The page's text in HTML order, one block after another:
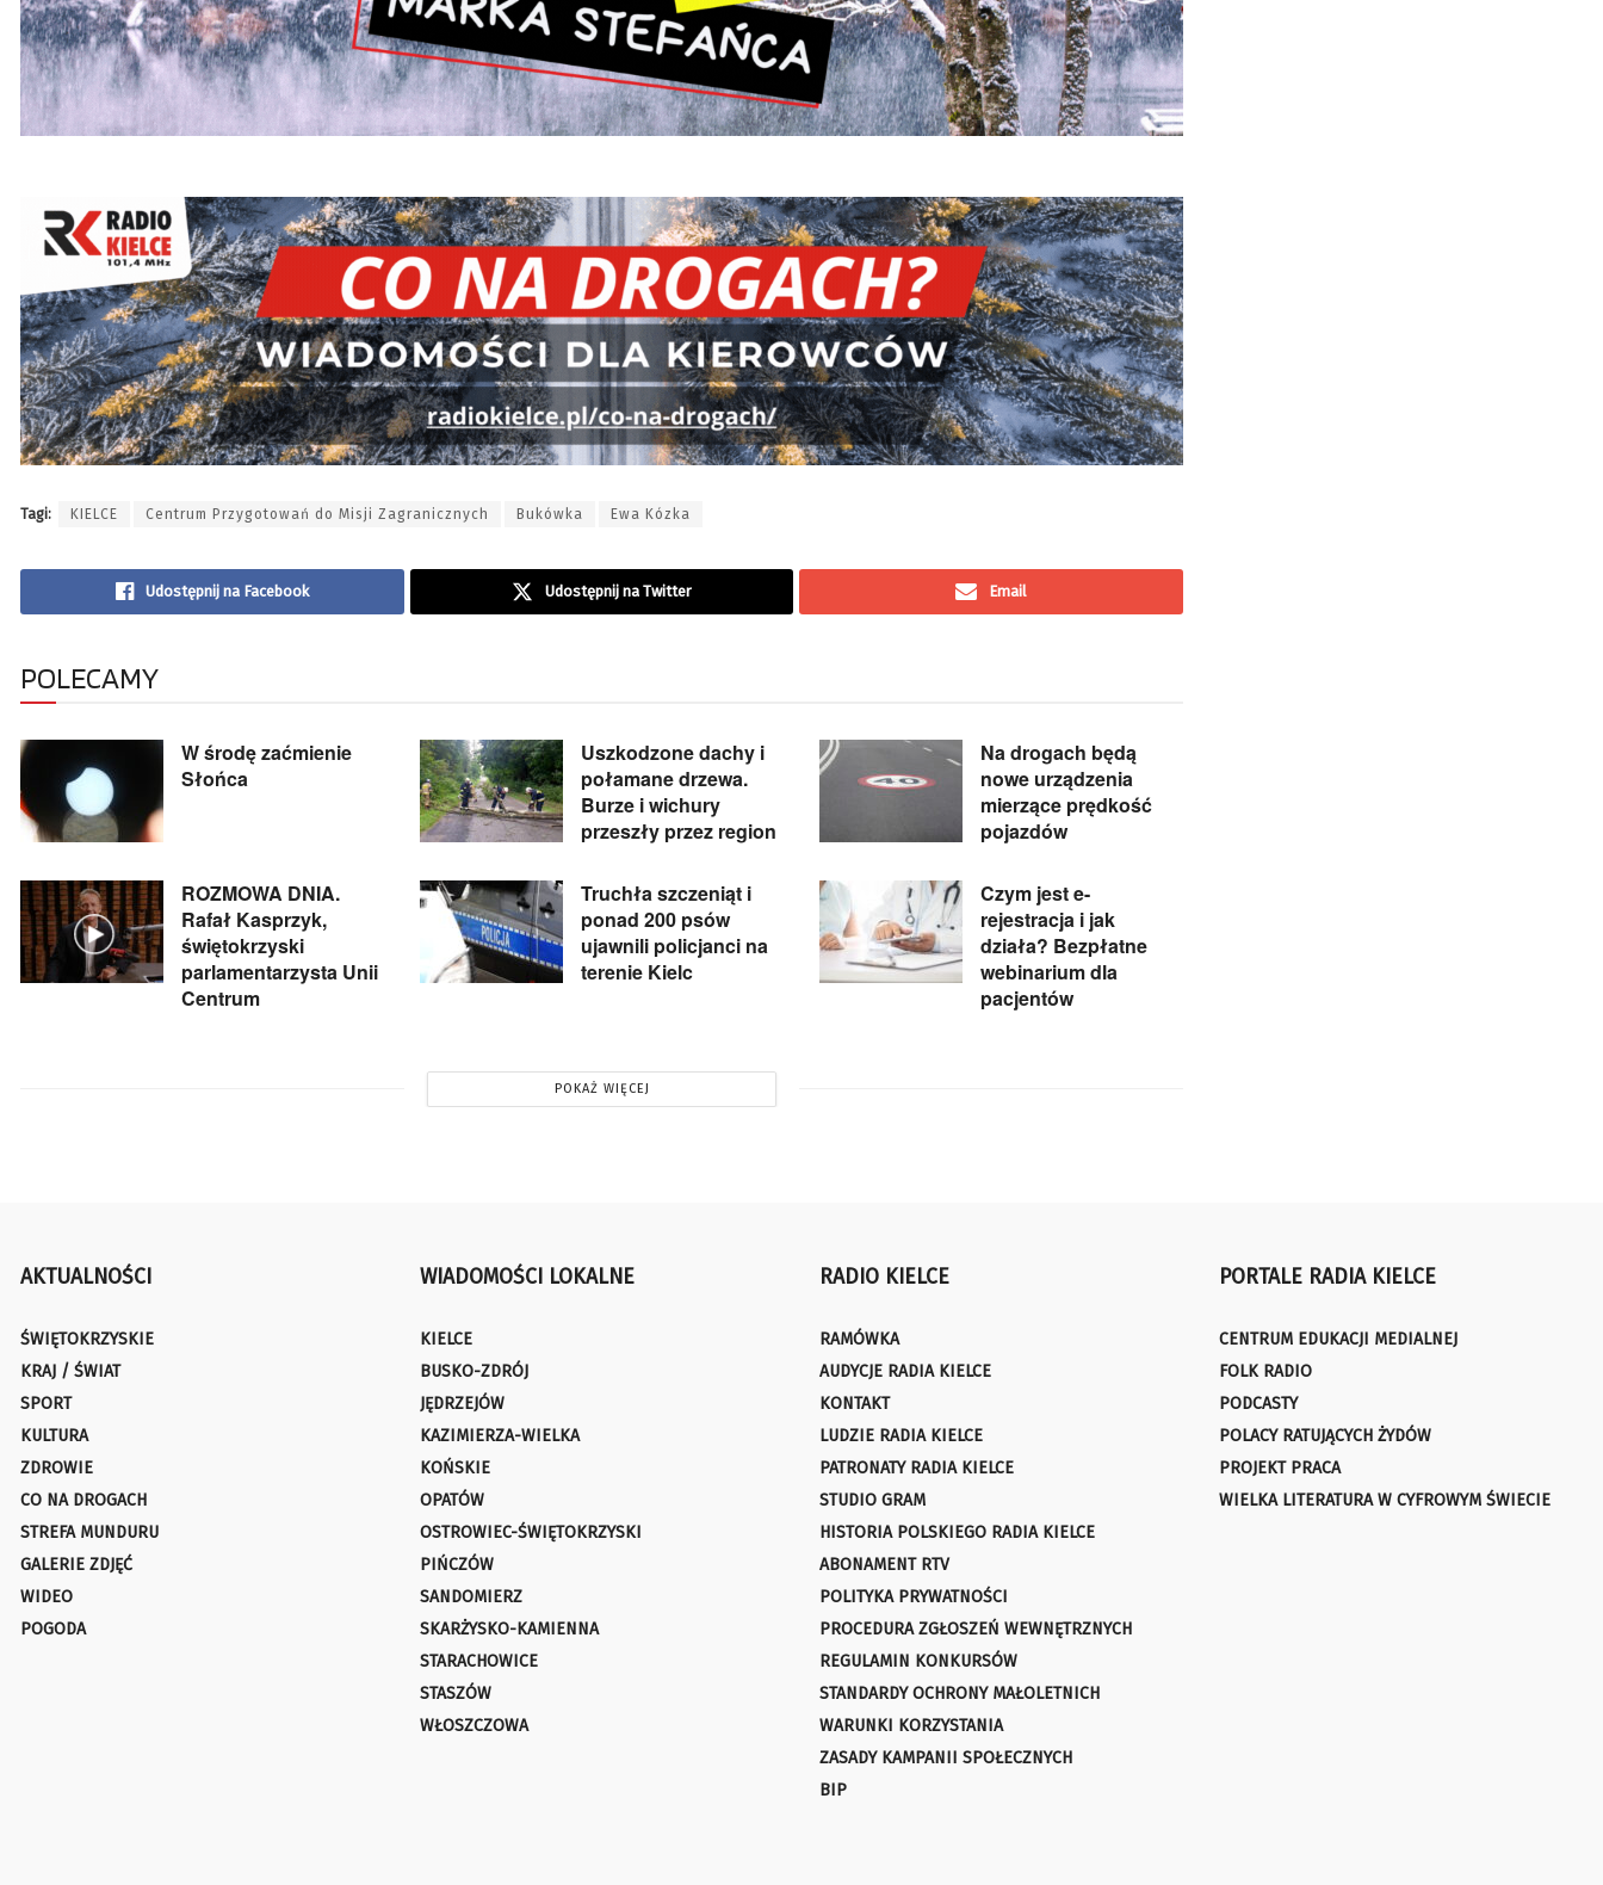
Tagi: KIELCE Centrum Przygotowań do Misji Zagranicznych Bukówka Ewa Kózka
Udostępnij na Facebook Udostępnij na Twitter Email
POLECAMY
W środę zaćmienie
Słońca
Uszkodzone dachy i
połamane drzewa.
Burze i wichury
przeszły przez region
Na drogach będą
nowe urządzenia
mierzące prędkość
pojazdów
ROZMOWA DNIA.
Rafał Kasprzyk,
świętokrzyski
parlamentarzysta Unii
Centrum
Truchła szczeniąt i
ponad 200 psów
ujawnili policjanci na
terenie Kielc
Czym jest e-
rejestracja i jak
działa? Bezpłatne
webinarium dla
pacjentów
POKAŻ WIĘCEJ
AKTUALNOŚCI
ŚWIĘTOKRZYSKIE
KRAJ / ŚWIAT
SPORT
KULTURA
ZDROWIE
CO NA DROGACH
STREFA MUNDURU
GALERIE ZDJĘĆ
WIDEO
POGODA
WIADOMOŚCI LOKALNE
KIELCE
BUSKO-ZDRÓJ
JĘDRZEJÓW
KAZIMIERZA-WIELKA
KOŃSKIE
OPATÓW
OSTROWIEC-ŚWIĘTOKRZYSKI
PIŃCZÓW
SANDOMIERZ
SKARŻYSKO-KAMIENNA
STARACHOWICE
STASZÓW
WŁOSZCZOWA
RADIO KIELCE
RAMÓWKA
AUDYCJE RADIA KIELCE
KONTAKT
LUDZIE RADIA KIELCE
PATRONATY RADIA KIELCE
STUDIO GRAM
HISTORIA POLSKIEGO RADIA KIELCE
ABONAMENT RTV
POLITYKA PRYWATNOŚCI
PROCEDURA ZGŁOSZEŃ WEWNĘTRZNYCH
REGULAMIN KONKURSÓW
STANDARDY OCHRONY MAŁOLETNICH
WARUNKI KORZYSTANIA
ZASADY KAMPANII SPOŁECZNYCH
BIP
PORTALE RADIA KIELCE
CENTRUM EDUKACJI MEDIALNEJ
FOLK RADIO
PODCASTY
POLACY RATUJĄCYCH ŻYDÓW
PROJEKT PRACA
WIELKA LITERATURA W CYFROWYM ŚWIECIE